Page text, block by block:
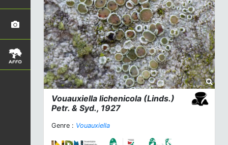
Vouauxiella lichenicola (Linds.)
Petr. & Syd., 1927
Genre : Vouauxiella